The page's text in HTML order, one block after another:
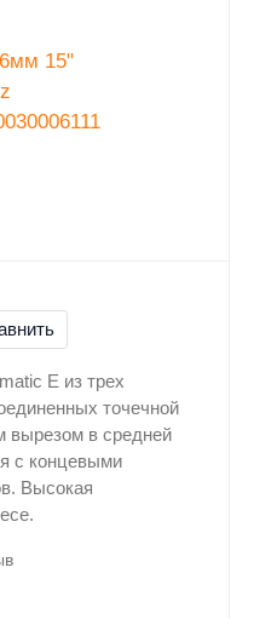
E из трех
точечной
вырезом в средней
с концевыми
Высокая